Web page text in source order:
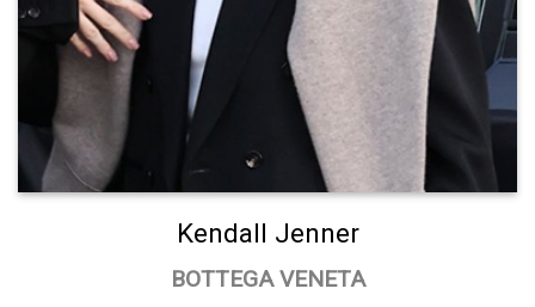
Kendall Jenner
BOTTEGA VENETA